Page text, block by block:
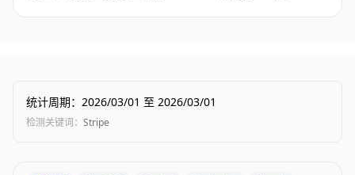
统计周期： 2026/03/01 至 2026/03/01
检测关键词： Stripe